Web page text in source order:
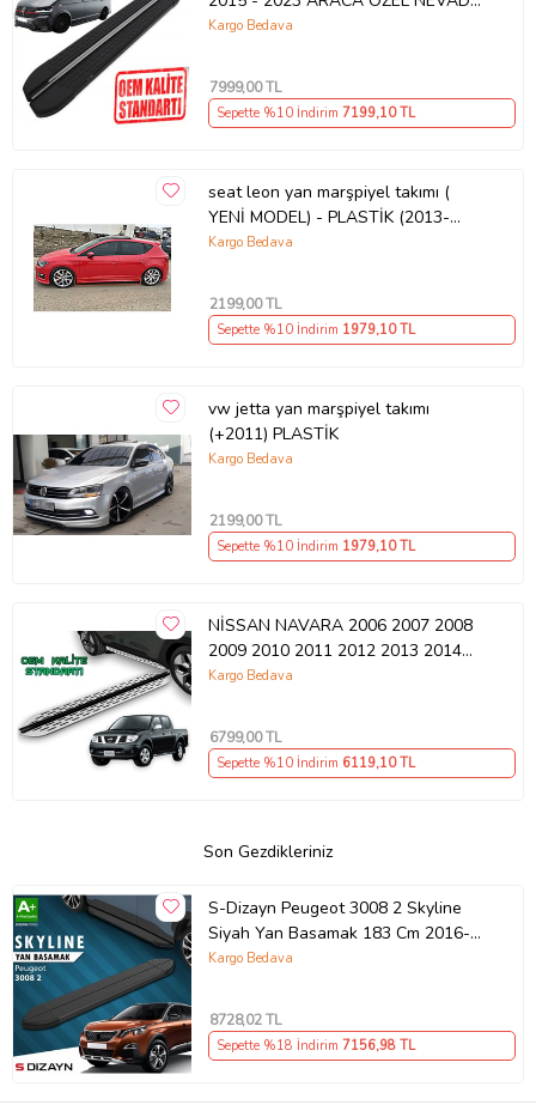
SİYAH YAN BASAMAK
Kargo Bedava
7999,00 TL
Sepette %10 İndirim 7199,10 TL
seat leon yan marşpiyel takımı (
YENİ MODEL) - PLASTİK (2013-
2020)
Kargo Bedava
2199,00 TL
Sepette %10 İndirim 1979,10 TL
vw jetta yan marşpiyel takımı
(+2011) PLASTİK
Kargo Bedava
2199,00 TL
Sepette %10 İndirim 1979,10 TL
NİSSAN NAVARA 2006 2007 2008
2009 2010 2011 2012 2013 2014
2015 Araca Özel Yan Basamak
Kargo Bedava
6799,00 TL
Sepette %10 İndirim 6119,10 TL
Son Gezdikleriniz
S-Dizayn Peugeot 3008 2 Skyline
Siyah Yan Basamak 183 Cm 2016-
2023 A+ Kalite
Kargo Bedava
8728,02 TL
Sepette %18 İndirim 7156,98 TL